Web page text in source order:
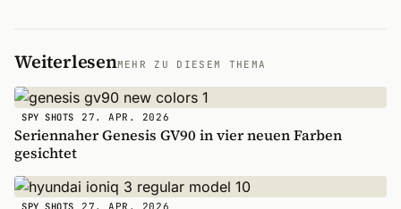
WeiterlesenMEHR ZU DIESEM THEMA
SPY SHOTS 27. APR. 2026
Seriennaher Genesis GV90 in vier neuen Farben
gesichtet
SPY SHOTS 27. APR. 2026